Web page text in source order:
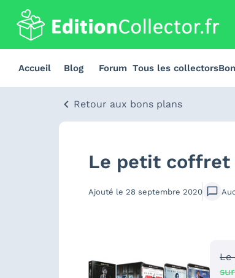
Accueil Blog Forum Tous les collectors
Retour aux bons plans
Le petit coffret
Ajouté le 28 septembre 2020
Le